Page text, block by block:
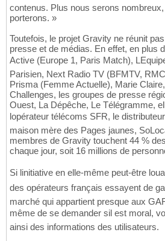
contenus. Plus nous serons
porterons. »
Toutefois, le projet Gravity ne réunit
presse et de médias. En effet, en plus
Active (Europe 1, Paris Match),
Parisien, Next Radio TV (BFMTV,
Prisma (Femme Actuelle), Marie
Challenges, les groupes de presse
Ouest, La Dépêche, Le Télégramme,
lopérateur télécoms SFR, le
maison mère des Pages jaunes,
membres de Gravity touchent 44 %
chaque jour, soit 16 millions de
Si linitiative en elle-même peut-être
des opérateurs français essayent de
marché qui appartient presque aux
même de se demander sil est moral,
ainsi des informations des utilisateurs.